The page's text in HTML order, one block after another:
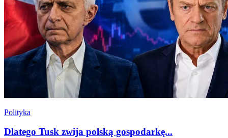
Polityka
Dlatego Tusk zwija polską gospodarkę...